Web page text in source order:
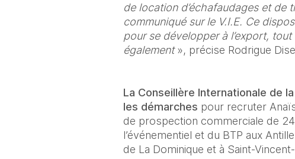
de location d’échafaudages et de
communiqué sur le V.I.E. Ce
pour se développer à l’export,
également », précise Rodrigue
La Conseillère Internationale de
les démarches pour recruter
de prospection commerciale de
l’événementiel et du BTP aux
de La Dominique et à Saint-